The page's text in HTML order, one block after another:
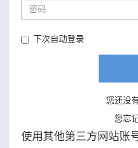
下次自动登录
您还没
您忘
使用其他第三方网站账